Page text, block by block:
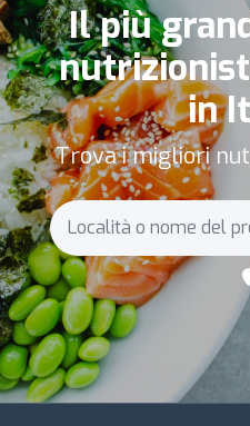
Il più
in
Trova i migliori